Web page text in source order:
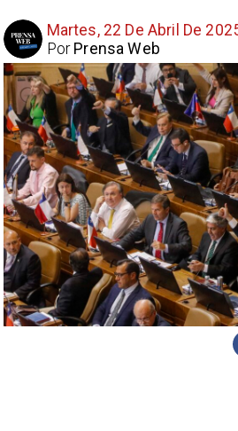
Martes, 22 De Abril De
Prensa Web
Por